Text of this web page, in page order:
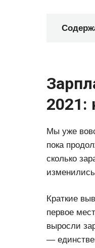
2021:
Мы уже
пока
сколько
Краткие
первое
выросли
—